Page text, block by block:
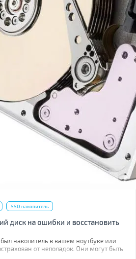
SSD накопитель
диск на ошибки и восстановить
накопитель в вашем ноутбуке или
от неполадок. Они могут быть